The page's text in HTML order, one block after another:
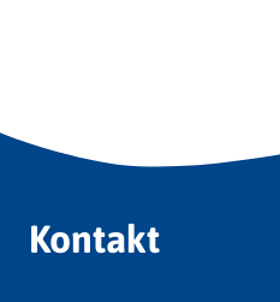
Kontakt